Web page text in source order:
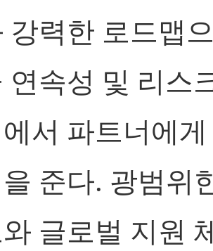
강력한 로드맵
연속성 및 리스
서 파트너에
준다. 광범위
글로벌 지원